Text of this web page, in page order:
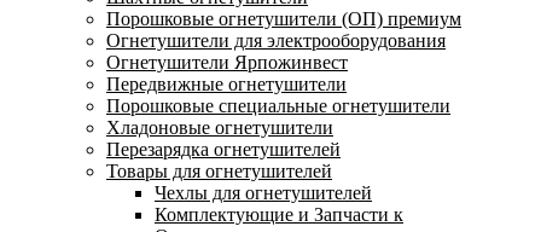
Порошковые огнетушители (ОП) премиум
Огнетушители для электрооборудования
Огнетушители Ярпожинвест
Передвижные огнетушители
Порошковые специальные огнетушители
Хладоновые огнетушители
Перезарядка огнетушителей
Товары для огнетушителей
Чехлы для огнетушителей
Комплектующие и Запчасти к